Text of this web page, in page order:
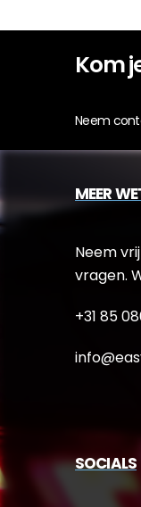
Kom
Neem
MEER
Neem
vragen.
+31 85
SOCIALS